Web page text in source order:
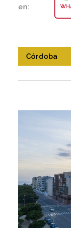
en:
Córdoba